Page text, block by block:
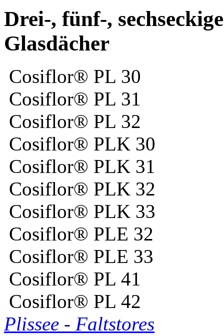
Drei-, fünf-,
Glasdächer
Cosiflor® PL 30
Cosiflor® PL 31
Cosiflor® PL 32
Cosiflor® PLK 30
Cosiflor® PLK 31
Cosiflor® PLK 32
Cosiflor® PLK 33
Cosiflor® PLE 32
Cosiflor® PLE 33
Cosiflor® PL 41
Cosiflor® PL 42
Plissee - Faltstores